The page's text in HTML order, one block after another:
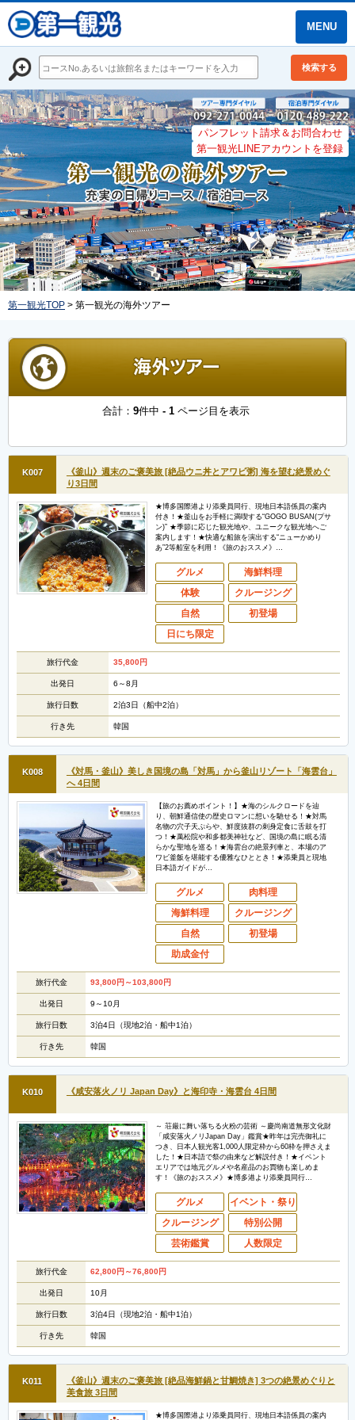
MENU
検索する
パンフレット請求＆お問合わせ
第一観光LINEアカウントを登録
第一観光TOP > 第一観光の海外ツアー
合計： 9件中 - 1 ページ目を表示
K007
《釜山》週末のご褒美旅 [絶品ウニ丼とアワビ粥] 海を望む絶景めぐ
り3日間
★博多国際港より添乗員同行、現地日本語係員の案内
付き！★釜山をお手軽に満喫する“GOGO BUSAN(プサ
ン)” ★季節に応じた観光地や、ユニークな観光地へご
案内します！★快適な船旅を演出する“ニューかめり
あ”2等船室を利用！《旅のおススメ》…
グルメ
海鮮料理
体験
クルージング
自然
初登場
日にち限定
旅行代金 35,800円
出発日 6～8月
旅行日数 2泊3日（船中2泊）
行き先 韓国
K008
《対馬・釜山》美しき国境の島「対馬」から釜山リゾート「海雲台」
へ 4日間
【旅のお薦めポイント！】★海のシルクロードを辿
り、朝鮮通信使の歴史ロマンに想いを馳せる！★対馬
名物の穴子天ぷらや、鮮度抜群の刺身定食に舌鼓を打
つ！★萬松院や和多都美神社など、国境の島に眠る清
らかな聖地を巡る！★海雲台の絶景列車と、本場のア
ワビ釜飯を堪能する優雅なひととき！★添乗員と現地
日本語ガイドが…
グルメ
肉料理
海鮮料理
クルージング
自然
初登場
助成金付
旅行代金 93,800円 ～103,800円
出発日 9～10月
旅行日数 3泊4日（現地2泊・船中1泊）
行き先 韓国
K010 《咸安落火ノリ Japan Day》と海印寺・海雲台 4日間
～ 荘厳に舞い落ちる火粉の芸術 ～慶尚南道無形文化財
「咸安落火ノリJapan Day」鑑賞★昨年は完売御礼に
つき、日本人観光客1,000人限定枠から60枠を押さえま
した！★日本語で祭の由来など解説付き！★イベント
エリアでは地元グルメや名産品のお買物も楽しめま
す！《旅のおススメ》★博多港より添乗員同行…
グルメ
イベント・祭り
クルージング
特別公開
芸術鑑賞
人数限定
旅行代金 62,800円 ～76,800円
出発日 10月
旅行日数 3泊4日（現地2泊・船中1泊）
行き先 韓国
K011
《釜山》週末のご褒美旅 [絶品海鮮鍋と甘鯛焼き] 3つの絶景めぐりと
美食旅 3日間
★博多国際港より添乗員同行、現地日本語係員の案内